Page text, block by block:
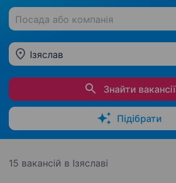
Посада або компанія
Ізяслав
Знайти вакансії
Підібрати
15 вакансій в Ізяславі